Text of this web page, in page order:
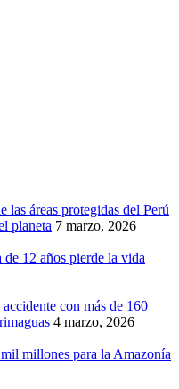
las áreas protegidas del Perú
planeta 7 marzo, 2026
12 años pierde la vida
con más de 160
4 marzo, 2026
millones para la Amazonía